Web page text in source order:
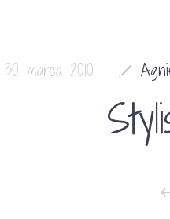
30 marca 2010